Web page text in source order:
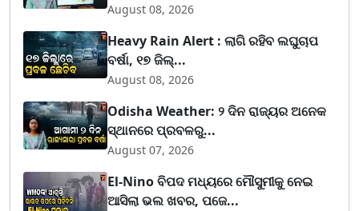
August 08, 2026
Heavy Rain Alert : ଲାଗି ରହିବ ଲଘୁଚାପ
ବର୍ଷା, ୧୭ ଜିଲ୍...
August 08, 2026
Odisha Weather: ୨ ଦିନ ରାଜ୍ୟର ଅନେକ
ସ୍ଥାନରେ ପ୍ରବଳରୁ...
August 07, 2026
El-Nino ବିପଦ ମଧ୍ୟରେ ମୌସୁମୀକୁ ନେଇ
ଆସିଲା ଭଲ ଖବର, ପଜେ...